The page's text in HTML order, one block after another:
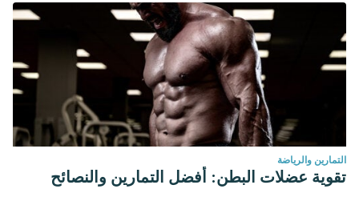
التمارين والرياضة
تقوية عضلات البطن: أفضل التمارين والنصائح